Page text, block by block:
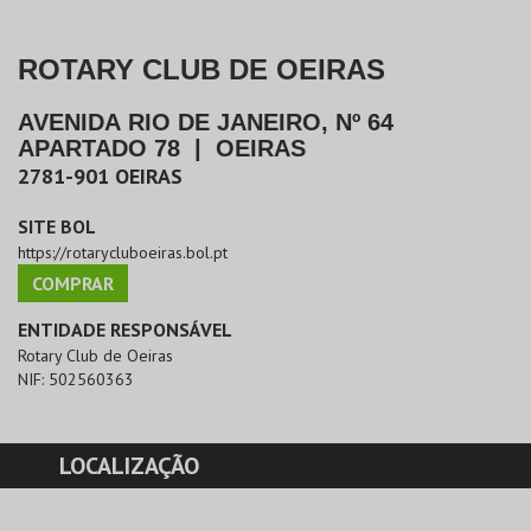
ROTARY CLUB DE OEIRAS
AVENIDA RIO DE JANEIRO, Nº 64
APARTADO 78
OEIRAS
2781-901 OEIRAS
SITE BOL
https://rotarycluboeiras.bol.pt
COMPRAR
ENTIDADE RESPONSÁVEL
Rotary Club de Oeiras
NIF: 502560363
LOCALIZAÇÃO